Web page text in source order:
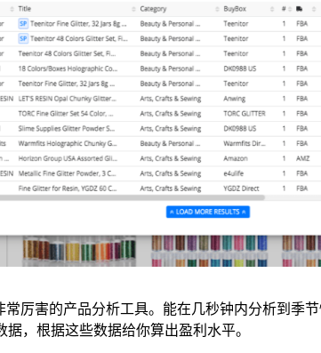
常厉害的产品分析工具。能在几秒钟内分析到季
据，根据这些数据给你算出盈利水平。